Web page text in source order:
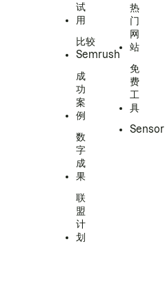
试
用
比较
Semrush
成
功
案
例
数
字
成
果
联
盟
计
划
热
门
网
站
免
费
工
具
Sensor